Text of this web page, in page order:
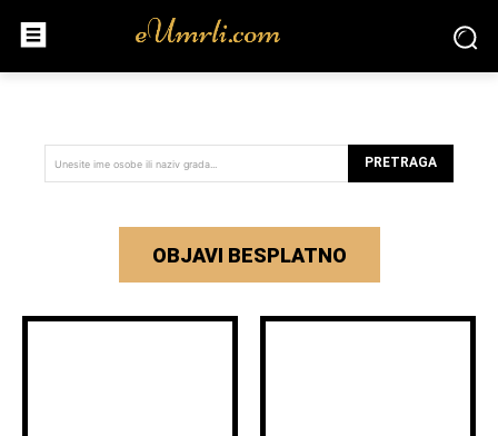
Unesite ime osobe ili naziv grada... PRETRAGA
OBJAVI BESPLATNO